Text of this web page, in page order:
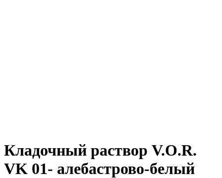
Кладочный раствор V.O.R.
VK 01- алебастрово-белый